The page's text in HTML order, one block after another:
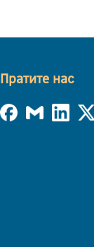
Пратите нас